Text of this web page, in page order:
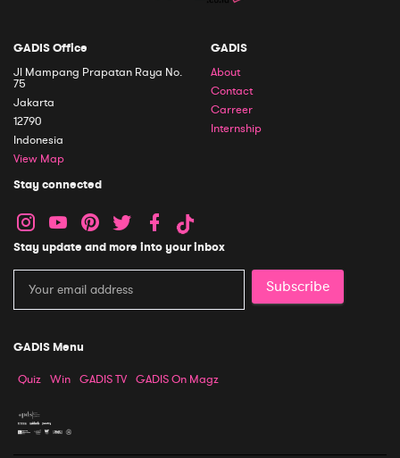
GADIS Office
Jl Mampang Prapatan Raya No.
75
Jakarta
12790
Indonesia
View Map
GADIS
About
Contact
Carreer
Internship
Stay connected
Stay update and more into your inbox
Subscribe
GADIS Menu
Quiz Win GADIS TV GADIS On Magz